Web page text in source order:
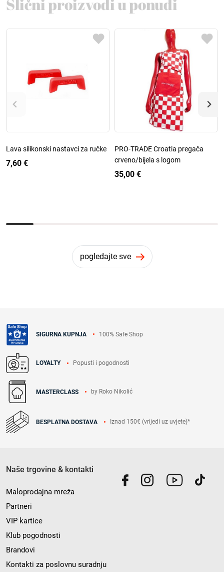
Lava silikonski nastavci za ručke
7,60 €
PRO-TRADE Croatia pregača
crveno/bijela s logom
35,00 €
pogledajte sve
SIGURNA KUPNJA 100% Safe Shop
LOYALTY Popusti i pogodnosti
MASTERCLASS by Roko Nikolić
BESPLATNA DOSTAVA Iznad 150€ (vrijedi uz uvjete)*
Naše trgovine & kontakti
Maloprodajna mreža
Partneri
VIP kartice
Klub pogodnosti
Brandovi
Kontakti za poslovnu suradnju